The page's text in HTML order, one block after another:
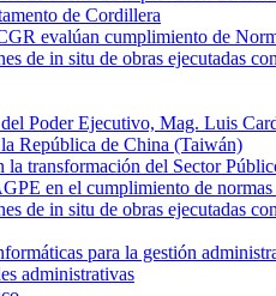
de Cordillera
evalúan cumplimiento de
de in situ de obras ejecutadas
Poder Ejecutivo, Mag. Luis
República de China (Taiwán)
transformación del Sector
en el cumplimiento de
de in situ de obras ejecutadas
para la gestión
administrativas